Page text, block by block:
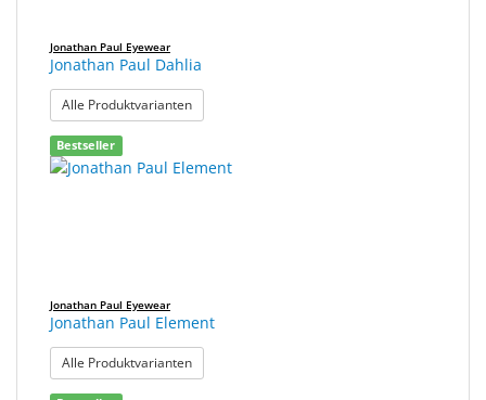
Jonathan Paul Eyewear
Jonathan Paul Dahlia
Alle Produktvarianten: Jonathan Paul Dahlia
Bestseller
Jonathan Paul Eyewear
Jonathan Paul Element
Alle Produktvarianten: Jonathan Paul Element